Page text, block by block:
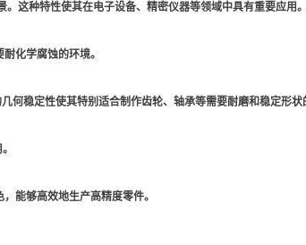
这种特性使其在电子设备、精密仪器等领域中具有重要应用。
化学腐蚀的环境。
稳定性使其特别适合制作齿轮、轴承等需要耐磨和稳定形状
能够高效地生产高精度零件。